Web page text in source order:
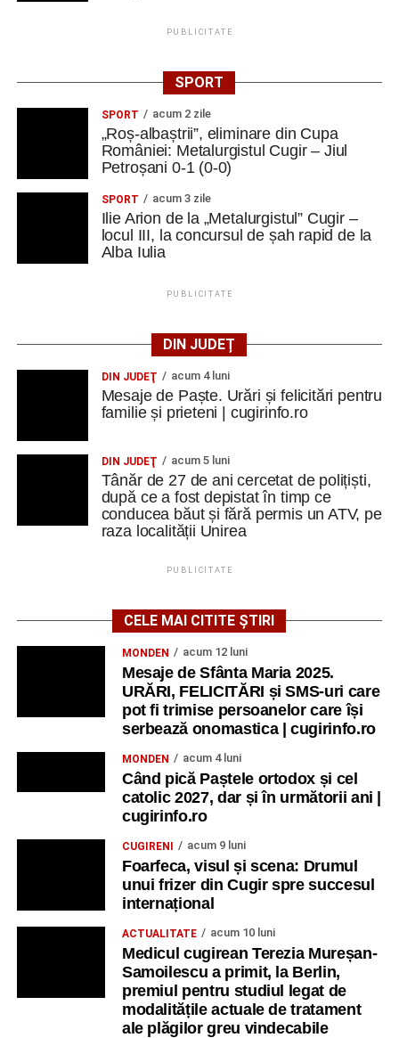
PUBLICITATE
SPORT
SPORT acum 2 zile
„Roș-albaștrii”, eliminare din Cupa
României: Metalurgistul Cugir – Jiul
Petroșani 0-1 (0-0)
SPORT acum 3 zile
Ilie Arion de la „Metalurgistul” Cugir –
locul III, la concursul de șah rapid de la
Alba Iulia
PUBLICITATE
DIN JUDEȚ
DIN JUDEŢ acum 4 luni
Mesaje de Paște. Urări și felicitări pentru
familie și prieteni | cugirinfo.ro
DIN JUDEŢ acum 5 luni
Tânăr de 27 de ani cercetat de polițiști,
după ce a fost depistat în timp ce
conducea băut și fără permis un ATV, pe
raza localității Unirea
PUBLICITATE
CELE MAI CITITE ȘTIRI
MONDEN acum 12 luni
Mesaje de Sfânta Maria 2025.
URĂRI, FELICITĂRI și SMS-uri care
pot fi trimise persoanelor care își
serbează onomastica | cugirinfo.ro
MONDEN acum 4 luni
Când pică Paștele ortodox și cel
catolic 2027, dar și în următorii ani |
cugirinfo.ro
CUGIRENI acum 9 luni
Foarfeca, visul și scena: Drumul
unui frizer din Cugir spre succesul
internațional
ACTUALITATE acum 10 luni
Medicul cugirean Terezia Mureșan-
Samoilescu a primit, la Berlin,
premiul pentru studiul legat de
modalitățile actuale de tratament
ale plăgilor greu vindecabile